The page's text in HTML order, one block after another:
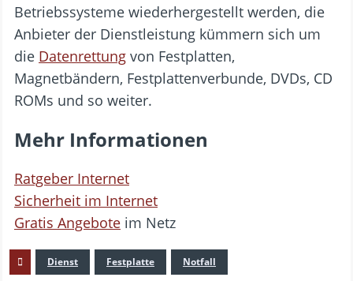
Betriebssysteme wiederhergestellt werden, die
Anbieter der Dienstleistung kümmern sich um
die Datenrettung von Festplatten,
Magnetbändern, Festplattenverbunde, DVDs, CD
ROMs und so weiter.
Mehr Informationen
Ratgeber Internet
Sicherheit im Internet
Gratis Angebote im Netz
Dienst Festplatte Notfall